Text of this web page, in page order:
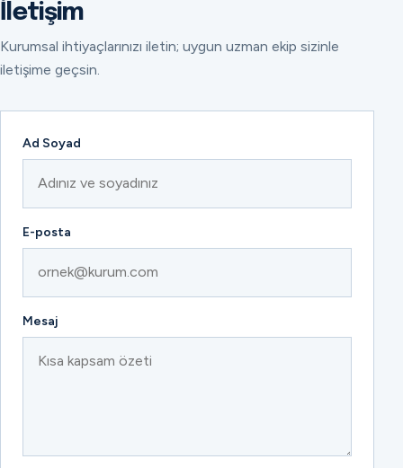
İletişim
Kurumsal ihtiyaçlarınızı iletin; uygun uzman ekip sizinle
iletişime geçsin.
Ad Soyad
E-posta
Mesaj